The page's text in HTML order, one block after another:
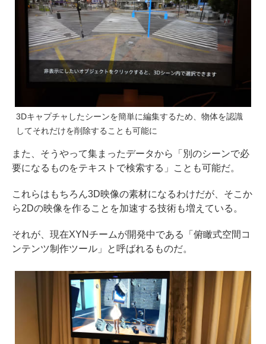
3Dキャプチャしたシーンを簡単に編集するため、物体を認識
してそれだけを削除することも可能に
また、そうやって集まったデータから「別のシーンで必
要になるものをテキストで検索する」ことも可能だ。
これらはもちろん3D映像の素材になるわけだが、そこか
ら2Dの映像を作ることを加速する技術も増えている。
それが、現在XYNチームが開発中である「俯瞰式空間コ
ンテンツ制作ツール」と呼ばれるものだ。